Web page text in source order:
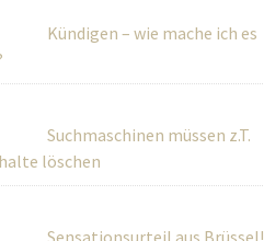
Kündigen – wie mache ich es
Suchmaschinen müssen z.T.
löschen
Sensationsurteil aus Brüssel!